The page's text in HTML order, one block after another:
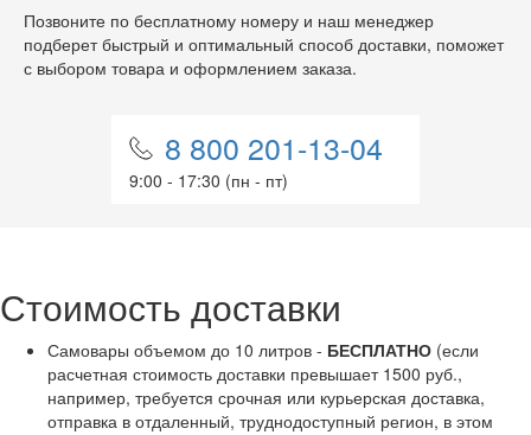
Позвоните по бесплатному номеру и наш менеджер
подберет быстрый и оптимальный способ доставки, поможет
с выбором товара и оформлением заказа.
8 800 201-13-04
9:00 - 17:30 (пн - пт)
Стоимость доставки
Самовары объемом до 10 литров - БЕСПЛАТНО (если
расчетная стоимость доставки превышает 1500 руб.,
например, требуется срочная или курьерская доставка,
отправка в отдаленный, труднодоступный регион, в этом